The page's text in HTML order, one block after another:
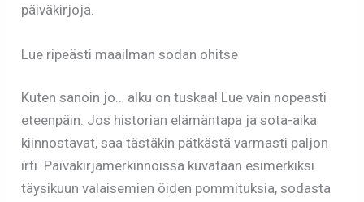
päiväkirjoja.
Lue ripeästi maailman sodan ohitse
Kuten sanoin jo… alku on tuskaa! Lue vain nopeasti
eteenpäin. Jos historian elämäntapa ja sota-aika
kiinnostavat, saa tästäkin pätkästä varmasti paljon
irti. Päiväkirjamerkinnöissä kuvataan esimerkiksi
täysikuun valaisemien öiden pommituksia, sodasta